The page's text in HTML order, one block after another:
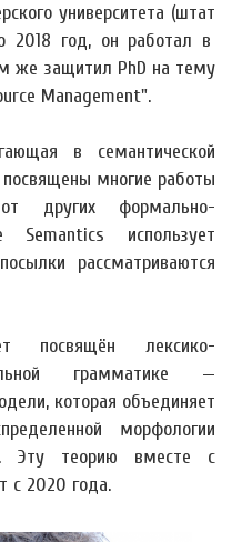
университета (штат
2018 год, он работал в
же защитил PhD на тему
Management".
в семантической
посвящены многие работы
других формально-
Semantics использует
рассматриваются
посвящён лексико-
грамматике —
которая объединяет
морфологии
Эту теорию вместе с
с 2020 года.